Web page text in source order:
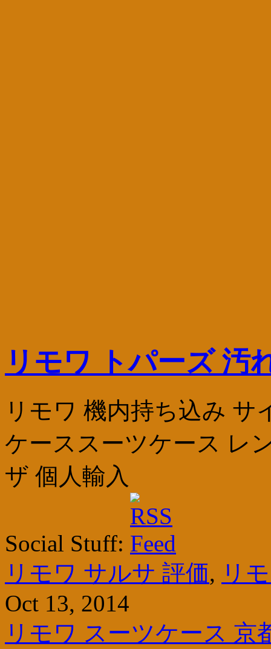
リモワ トパーズ 汚
リモワ 機内持ち込み サ
ケーススーツケース レ
ザ 個人輸入
Social Stuff:
リモワ サルサ 評価, リ
Oct 13, 2014
リモワ スーツケース 京